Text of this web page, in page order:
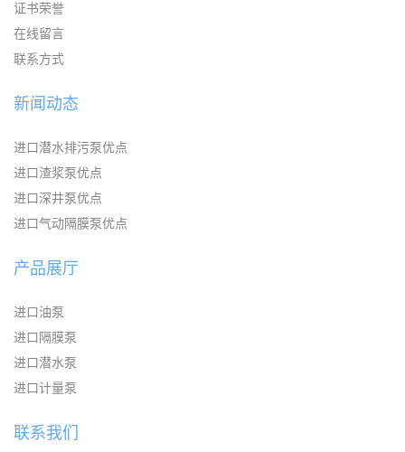
证书荣誉
在线留言
联系方式
新闻动态
进口潜水排污泵优点
进口渣浆泵优点
进口深井泵优点
进口气动隔膜泵优点
产品展厅
进口油泵
进口隔膜泵
进口潜水泵
进口计量泵
联系我们